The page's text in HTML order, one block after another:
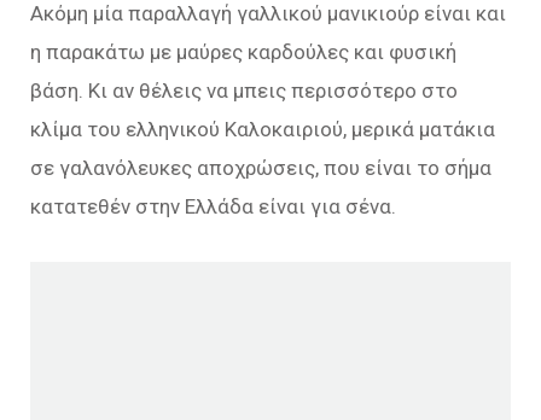
Ακόμη μία παραλλαγή γαλλικού μανικιούρ είναι και
η παρακάτω με μαύρες καρδούλες και φυσική
βάση. Κι αν θέλεις να μπεις περισσότερο στο
κλίμα του ελληνικού Καλοκαιριού, μερικά ματάκια
σε γαλανόλευκες αποχρώσεις, που είναι το σήμα
κατατεθέν στην Ελλάδα είναι για σένα.